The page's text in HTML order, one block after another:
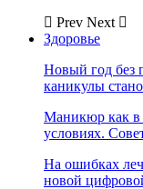
Prev Next
Здоровье
Новый год без
каникулы
Маникюр как в
условиях.
На ошибках
новой